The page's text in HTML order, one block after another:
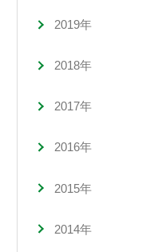
2019年
2018年
2017年
2016年
2015年
2014年